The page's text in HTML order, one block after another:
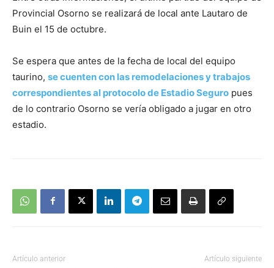
Provincial Osorno se realizará de local ante Lautaro de
Buin el 15 de octubre.
Se espera que antes de la fecha de local del equipo
taurino, se cuenten con las remodelaciones y trabajos
correspondientes al protocolo de Estadio Seguro pues
de lo contrario Osorno se vería obligado a jugar en otro
estadio.
Artículo anterior Artículo siguiente